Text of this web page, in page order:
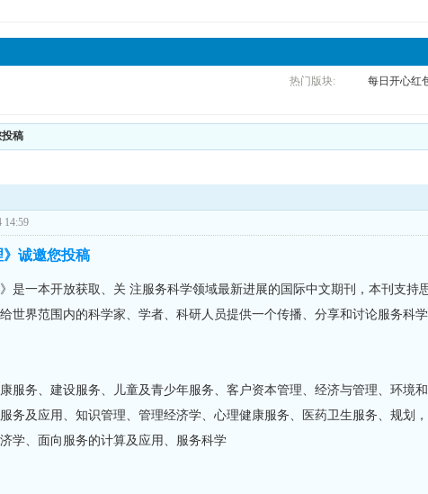
热门版块: 每日开心红
投稿
14:59
》诚邀您投稿
》是一本开放获取、关 注服务科学领域最新进展的国际中文期刊，本刊支
世界范围内的科学家、学者、科研人员提供一个传播、分享和讨论服务科
服务、建设服务、儿童及青少年服务、客户资本管理、经济与管理、环境
务及应用、知识管理、管理经济学、心理健康服务、医药卫生服务、规划
学、面向服务的计算及应用、服务科学